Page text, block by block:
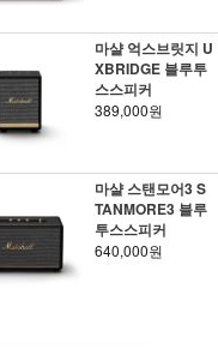
마샬 억스브릿지 U
XBRIDGE 블루투
스스피커
389,000원
마샬 스탠모어3 S
TANMORE3 블루
투스스피커
640,000원